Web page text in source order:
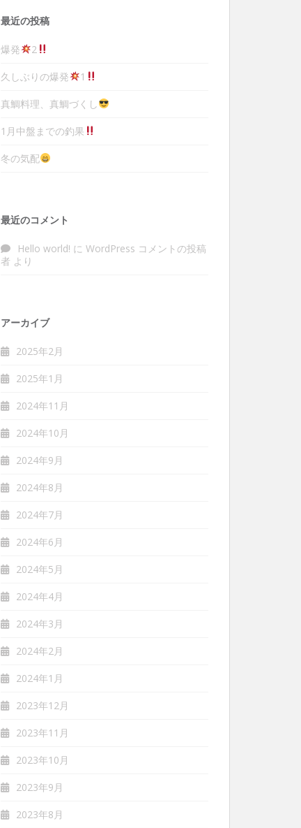
最近の投稿
爆発 2
久しぶりの爆発 1
真鯛料理、真鯛づくし
1月中盤までの釣果
冬の気配
最近のコメント
Hello world! に WordPress コメントの投稿
者 より
アーカイブ
2025年2月
2025年1月
2024年11月
2024年10月
2024年9月
2024年8月
2024年7月
2024年6月
2024年5月
2024年4月
2024年3月
2024年2月
2024年1月
2023年12月
2023年11月
2023年10月
2023年9月
2023年8月